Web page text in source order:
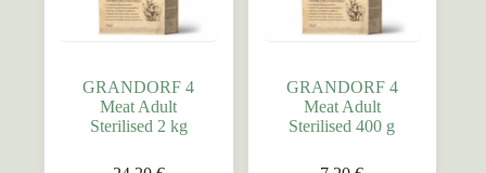
GRANDORF 4
Meat Adult
Sterilised 2 kg
GRANDORF 4
Meat Adult
Sterilised 400 g